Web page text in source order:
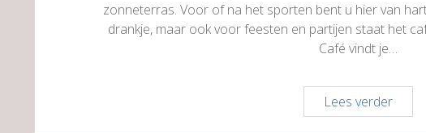
zonneterras. Voor of na het sporten bent u hier van
drankje, maar ook voor feesten en partijen staat het
Café vindt je…
Lees verderTSH
Café